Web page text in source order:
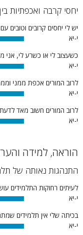
יחסי קרבה ואכפתיות
יש לי יחסים קרובים וטובים
י-יא
70%
כשעצוב לי או כשרע לי, אני
י-יא
39%
לרוב המורים אכפת ממני
י-יא
43%
לרוב המורים חשוב מאד
י-יא
41%
הוראה, למידה
התנהגות נאותה של
לעיתים רחוקות התלמידים
י-יא
28%
בכיתה שלי אין תלמידים
י-יא
31%